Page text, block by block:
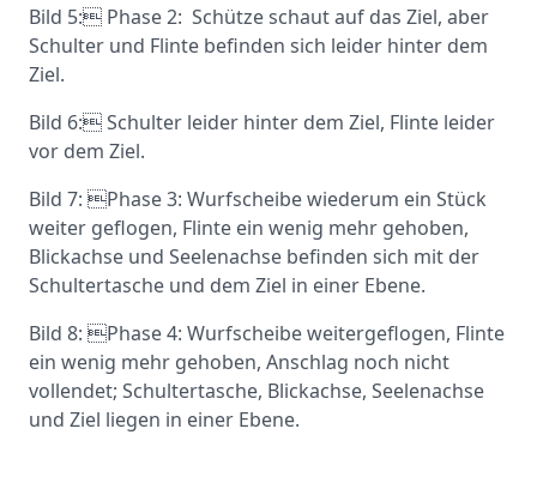
Bild 5: Phase 2: Schütze schaut auf das Ziel, aber
Schulter und Flinte befinden sich leider hinter dem
Ziel.
Bild 6: Schulter leider hinter dem Ziel, Flinte leider
vor dem Ziel.
Bild 7: Phase 3: Wurfscheibe wiederum ein Stück
weiter geflogen, Flinte ein wenig mehr gehoben,
Blickachse und Seelenachse befinden sich mit der
Schultertasche und dem Ziel in einer Ebene.
Bild 8: Phase 4: Wurfscheibe weitergeflogen, Flinte
ein wenig mehr gehoben, Anschlag noch nicht
vollendet; Schultertasche, Blickachse, Seelenachse
und Ziel liegen in einer Ebene.